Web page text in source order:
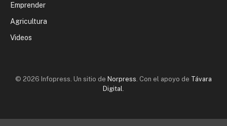
Emprender
Agricultura
Videos
© 2026 Infopress. Un sitio de Norpress . Con el apoyo de Távara
Digital